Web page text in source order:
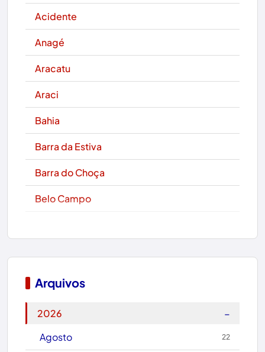
Acidente
Anagé
Aracatu
Araci
Bahia
Barra da Estiva
Barra do Choça
Belo Campo
Boquira
Arquivos
2026
−
Agosto
22